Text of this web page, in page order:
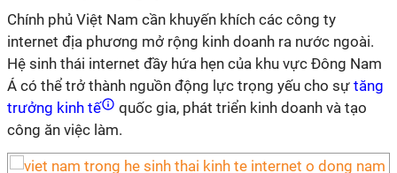
Chính phủ Việt Nam cần khuyến khích các công ty
internet địa phương mở rộng kinh doanh ra nước ngoài.
Hệ sinh thái internet đầy hứa hẹn của khu vực Đông Nam
Á có thể trở thành nguồn động lực trọng yếu cho sự tăng
trưởng kinh tế
quốc gia, phát triển kinh doanh và tạo
công ăn việc làm.